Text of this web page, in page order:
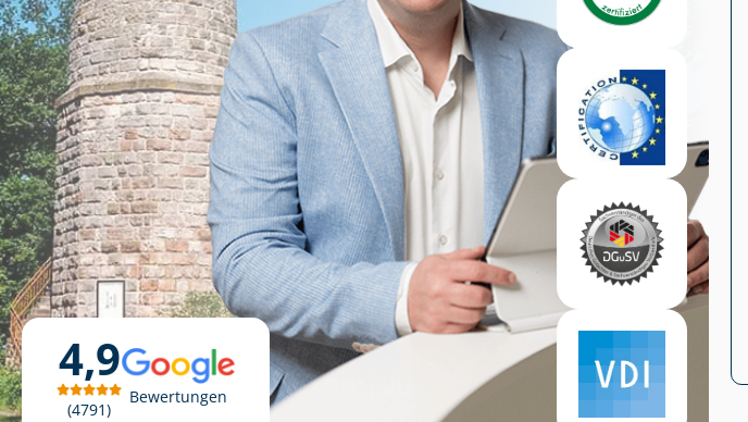
4,9
4791
Bewertungen